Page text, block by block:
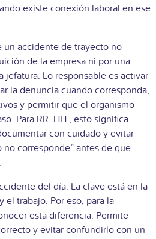
existe conexión laboral en ese
un accidente de trayecto no
de la empresa ni por una
jefatura. Lo responsable es activar
la denuncia cuando corresponda,
y permitir que el organismo
Para RR. HH., esto significa
con cuidado y evitar
no corresponde” antes de que
del día. La clave está en la
el trabajo. Por eso, para la
esta diferencia: Permite
y evitar confundirlo con un